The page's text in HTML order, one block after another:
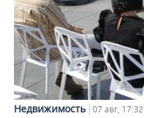
Недвижимость 07 авг, 17:32